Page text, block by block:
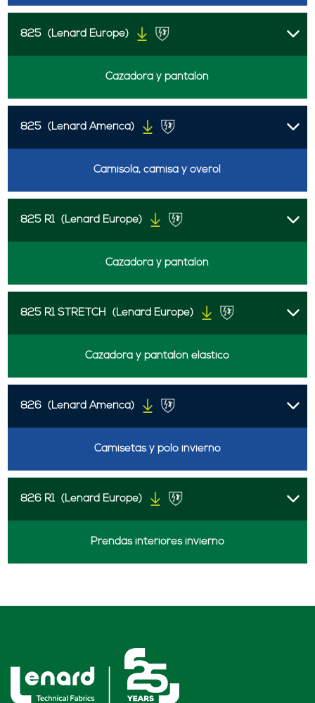
825 (Lenard Europe)
Cazadora y pantalón
825 (Lenard America)
Camisola, camisa y overol
825 R1 (Lenard Europe)
Cazadora y pantalón
825 R1 STRETCH (Lenard Europe)
Cazadora y pantalón elástico
826 (Lenard America)
Camisetas y polo invierno
826 R1 (Lenard Europe)
Prendas interiores invierno